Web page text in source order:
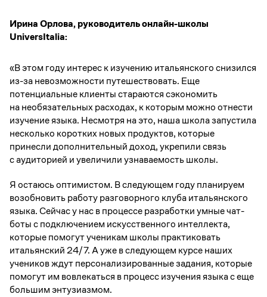
Ирина Орлова, руководитель онлайн-школы
UniversItalia:
«В этом году интерес к изучению итальянского снизился
из-за невозможности путешествовать. Еще
потенциальные клиенты стараются сэкономить
на необязательных расходах, к которым можно отнести
изучение языка. Несмотря на это, наша школа запустила
несколько коротких новых продуктов, которые
принесли дополнительный доход, укрепили связь
с аудиторией и увеличили узнаваемость школы.
Я остаюсь оптимистом. В следующем году планируем
возобновить работу разговорного клуба итальянского
языка. Сейчас у нас в процессе разработки умные чат-
боты с подключением искусственного интеллекта,
которые помогут ученикам школы практиковать
итальянский 24/7. А уже в следующем курсе наших
учеников ждут персонализированные задания, которые
помогут им вовлекаться в процесс изучения языка с еще
большим энтузиазмом.